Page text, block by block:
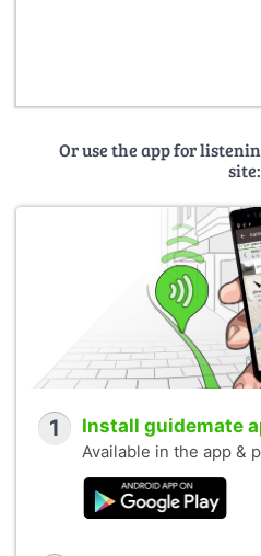
Or use the app for
site:
1 Install guidemate
Available in the app &